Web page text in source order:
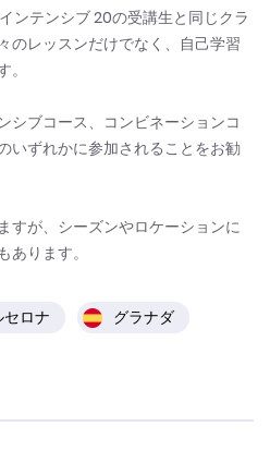
ンテンシブ 20の受講生と同じクラ
のレッスンだけでなく、自己学習
シブコース、コンビネーションコ
いずれかに参加されることをお勧
すが、シーズンやロケーションに
あります。
ロナ
グラナダ